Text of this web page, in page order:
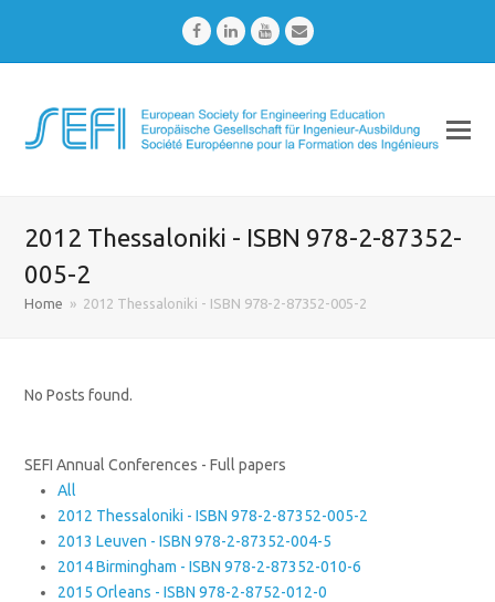
FacebookLinkedInYoutubeEmail
2012 Thessaloniki - ISBN 978-2-87352-
005-2
Home » 2012 Thessaloniki - ISBN 978-2-87352-005-2
No Posts found.
SEFI Annual Conferences - Full papers
All
2012 Thessaloniki - ISBN 978-2-87352-005-2
2013 Leuven - ISBN 978-2-87352-004-5
2014 Birmingham - ISBN 978-2-87352-010-6
2015 Orleans - ISBN 978-2-8752-012-0